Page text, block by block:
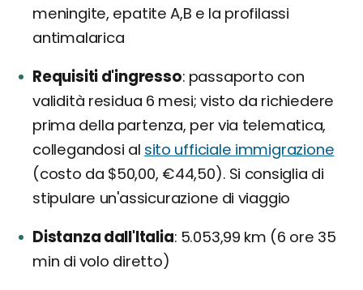
meningite, epatite A,B e la profilassi
antimalarica
Requisiti d'ingresso passaporto con
validità residua 6 mesi; visto da richiedere
prima della partenza, per via telematica,
collegandosi al sito ufficiale immigrazione
(costo da $50,00, €44,50). Si consiglia di
stipulare un'assicurazione di viaggio
Distanza dall'Italia 5.053,99 km (6 ore 35
min di volo diretto)